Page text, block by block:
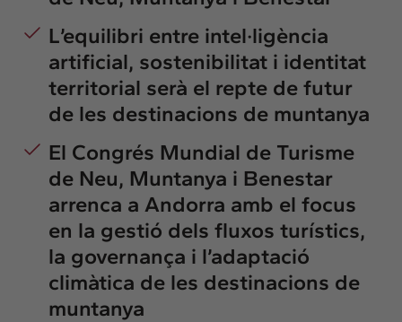
L’equilibri entre intel·ligència
artificial, sostenibilitat i identitat
territorial serà el repte de futur
de les destinacions de muntanya
El Congrés Mundial de Turisme
de Neu, Muntanya i Benestar
arrenca a Andorra amb el focus
en la gestió dels fluxos turístics,
la governança i l’adaptació
climàtica de les destinacions de
muntanya